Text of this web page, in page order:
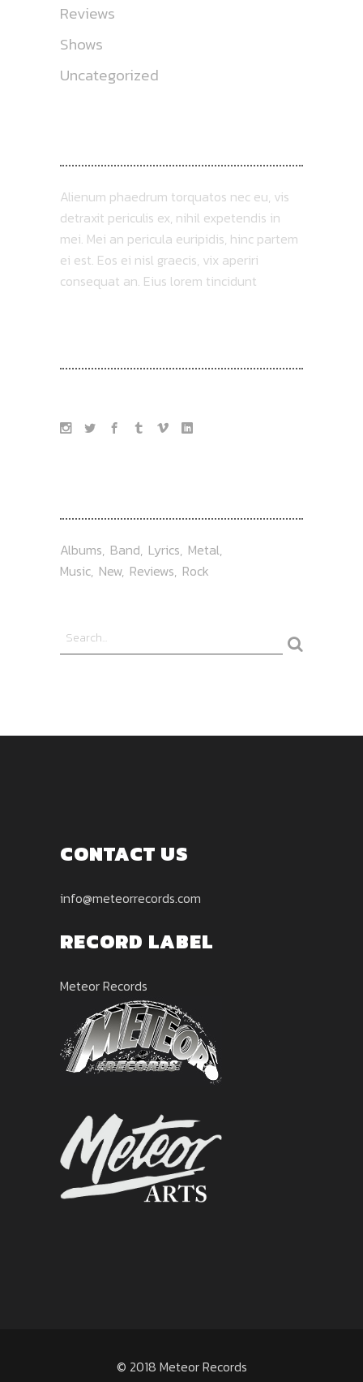
Reviews
Shows
Uncategorized
Alienum phaedrum torquatos nec eu, vis
detraxit periculis ex, nihil expetendis in
mei. Mei an pericula euripidis, hinc partem
ei est. Eos ei nisl graecis, vix aperiri
consequat an. Eius lorem tincidunt
Albums Band Lyrics Metal
Music New Reviews Rock
CONTACT US
info@meteorrecords.com
RECORD LABEL
Meteor Records
© 2018 Meteor Records